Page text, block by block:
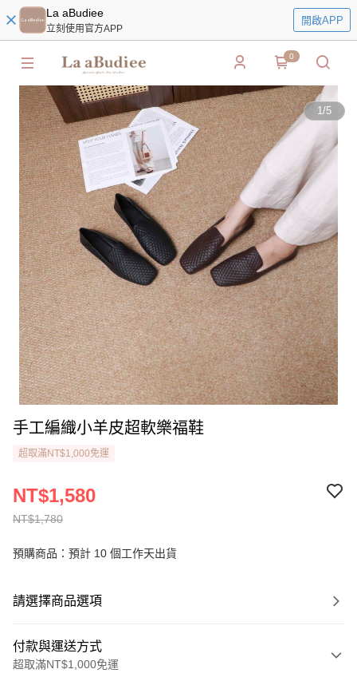
La aBudiee
立刻使用官方APP
開啟APP
0
1/5
手工編織小羊皮超軟樂福鞋
超取滿NT$1,000免運
NT$1,780
NT$1,580
預購商品：預計 10 個工作天出貨
請選擇商品選項
付款與運送方式
超取滿NT$1,000免運